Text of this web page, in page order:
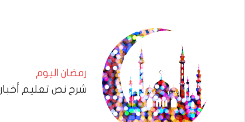
رمضان اليوم
شرح نص تعليم أخبار